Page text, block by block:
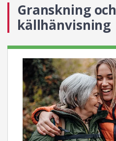
Granskning och
källhänvisning